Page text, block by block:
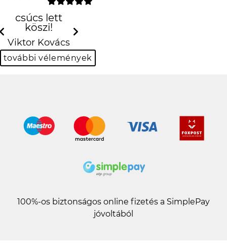
csúcs lett
köszi!
Viktor Kovács
Previous Next
további vélemények
100%-os biztonságos online fizetés a SimplePay
jóvoltából